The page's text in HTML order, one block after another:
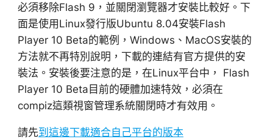
必須移除Flash 9，並關閉瀏覽器才安裝比較好。下
面是使用Linux發行版Ubuntu 8.04安裝Flash
Player 10 Beta的範例，Windows、MacOS安裝的
方法就不再特別說明，下載的連結有官方提供的安
裝法。安裝後要注意的是，在Linux平台中， Flash
Player 10 Beta目前的硬體加速特效，必須在
compiz這類視窗管理系統關閉時才有效用。
請先到這邊下載適合自己平台的版本